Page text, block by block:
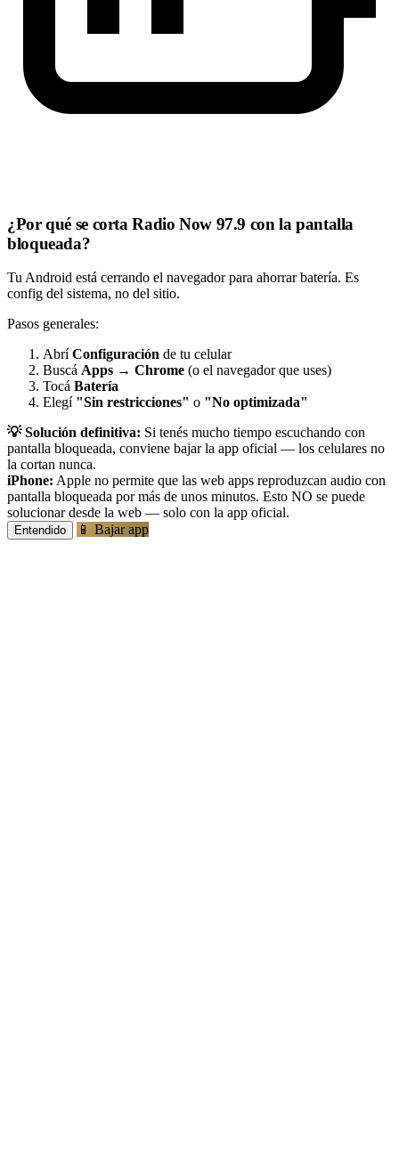
¿Por qué se corta Radio Now 97.9 con la pantalla
bloqueada?
Tu Android está cerrando el navegador para ahorrar batería. Es
config del sistema, no del sitio.
Pasos generales:
AbríConfiguración de tu celular
Buscá Apps → Chrome (o el navegador que uses)
Tocá Batería
Elegí "Sin restricciones" o "No optimizada"
💡 Solución definitiva: Si tenés mucho tiempo escuchando con
pantalla bloqueada, conviene bajar la app oficial — los celulares no
la cortan nunca.
iPhone: Apple no permite que las web apps reproduzcan audio con
pantalla bloqueada por más de unos minutos. Esto NO se puede
solucionar desde la web — solo con la app oficial.
Entendido 📱 Bajar app